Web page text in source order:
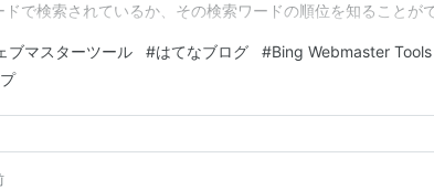
で検索されているか、その検索ワードの順位を知ることが
ブマスターツール #はてなブログ #Bing Webmaster Tools